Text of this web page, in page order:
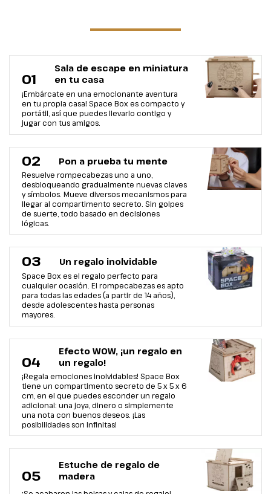
01
Sala de escape en miniatura
en tu casa
¡Embárcate en una emocionante aventura
en tu propia casa! Space Box es compacto y
portátil, así que puedes llevarlo contigo y
jugar con tus amigos.
02 Pon a prueba tu mente
Resuelve rompecabezas uno a uno,
desbloqueando gradualmente nuevas claves
y símbolos. Mueve diversos mecanismos para
llegar al compartimento secreto. Sin golpes
de suerte, todo basado en decisiones
lógicas.
03 Un regalo inolvidable
Space Box es el regalo perfecto para
cualquier ocasión. El rompecabezas es apto
para todas las edades (a partir de 14 años),
desde adolescentes hasta personas
mayores.
04
Efecto WOW, ¡un regalo en
un regalo!
¡Regala emociones inolvidables! Space Box
tiene un compartimento secreto de 5 x 5 x 6
cm, en el que puedes esconder un regalo
adicional: una joya, dinero o simplemente
una nota con buenos deseos. ¡Las
posibilidades son infinitas!
05
Estuche de regalo de
madera